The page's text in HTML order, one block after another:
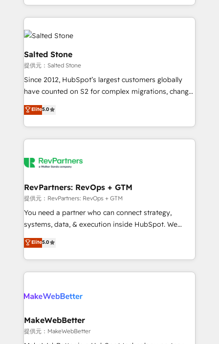
and 370+ specialists across EMEA, APAC and NAM,
we de-risk complex CRM programmes and
accelerate ROI across every HubSpot Hub. 🧭 From
multi-region migrations to AI-powered automation,
we turn complexity into clarity, human at global
scale. 🏆 HubSpot’s CEO called us “the partner of the
future.” Others agree it is proof of trust built through
measurable impact.
Salted Stone
提供元：Salted Stone
Since 2012, HubSpot’s largest customers globally
have counted on S2 for complex migrations, change
management, systems integration, and creative
solutions that deliver measurable impact and
transform brand experiences As one of the few full-
service creative agencies in the HubSpot
winning design to build scalable, globally
marketing campaigns, & RevOps frameworks that
fuel long-term success We connect the entire
customer lifecycle through seamless integrations,
ensure long-term adoption with change-
and service to drive sustainable growth With 6 key
HubSpot accreditations and experience across
Elite5.0
RevPartners: RevOps + GTM
提供元：RevPartners: RevOps + GTM
You need a partner who can connect strategy,
systems, data, & execution inside HubSpot. We
bridge the gap where most agencies fall short by
combining GTM strategy with technical execution to
solve the right problem with the right solution. As the
only firm in the world to hold Elite Partner
clients gain a unique advantage in CRM architecture,
market execution. Why B2B Businesses Choose RP: -
Secure: Soc2 compliant 🛡️ - Pricing: Implementations
starting at $1,5k 💵 - Speed: Launch in 14 days ⚡ -
Elite5.0
MakeWebBetter
提供元：MakeWebBetter